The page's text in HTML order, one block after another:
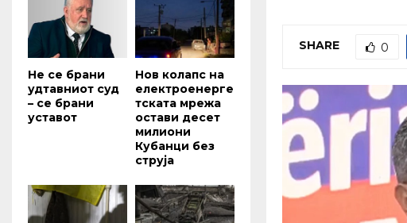
SHARE 0
Не се брани
удтавниот суд
– се брани
уставот
Нов колапс на
електроенерге
тската мрежа
остави десет
милиони
Кубанци без
струја